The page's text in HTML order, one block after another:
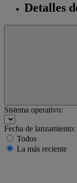
Detalles
Sistema operativo:
Fecha de lanzamiento:
Todos
La más reciente